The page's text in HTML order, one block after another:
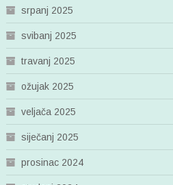
srpanj 2025
svibanj 2025
travanj 2025
ožujak 2025
veljača 2025
siječanj 2025
prosinac 2024